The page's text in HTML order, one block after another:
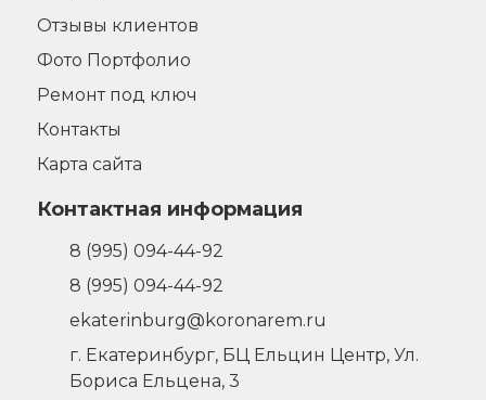
Отзывы клиентов
Фото Портфолио
Ремонт под ключ
Контакты
Карта сайта
Контактная информация
8 (995) 094-44-92
8 (995) 094-44-92
ekaterinburg@koronarem.ru
г. Екатеринбург, БЦ Ельцин Центр, Ул.
Бориса Ельцена, 3